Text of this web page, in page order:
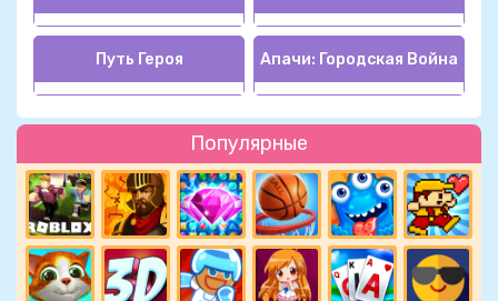
Популярные
Путь Героя Апачи: Городская Война